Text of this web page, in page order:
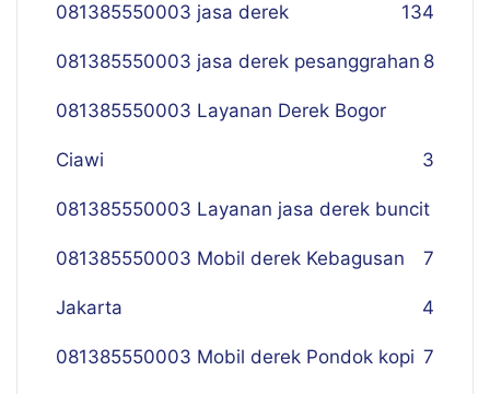
081385550003 jasa derek 134
081385550003 jasa derek pesanggrahan 8
081385550003 Layanan Derek Bogor
Ciawi 3
081385550003 Layanan jasa derek buncit
7
081385550003 Mobil derek Kebagusan
Jakarta 4
081385550003 Mobil derek Pondok kopi 7